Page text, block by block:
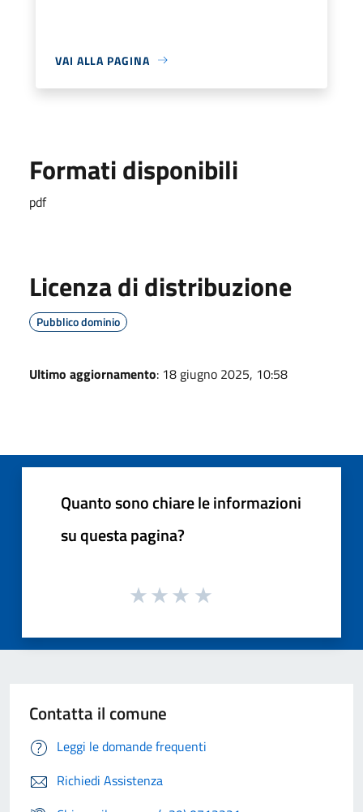
VAI ALLA PAGINA
Formati disponibili
pdf
Licenza di distribuzione
Pubblico dominio
Ultimo aggiornamento: 18 giugno 2025, 10:58
Quanto sono chiare le informazioni
su questa pagina?
Contatta il comune
Leggi le domande frequenti
Richiedi Assistenza